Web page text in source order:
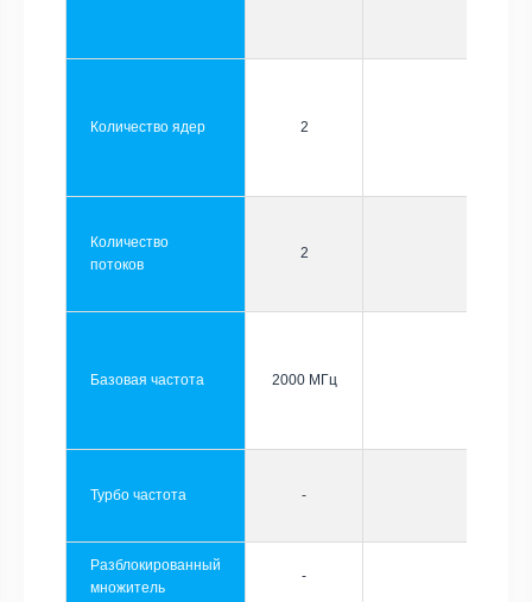
Количество ядер 2
Количество
потоков
2
Базовая частота 2000 МГц
Турбо частота -
Разблокированный
множитель
-